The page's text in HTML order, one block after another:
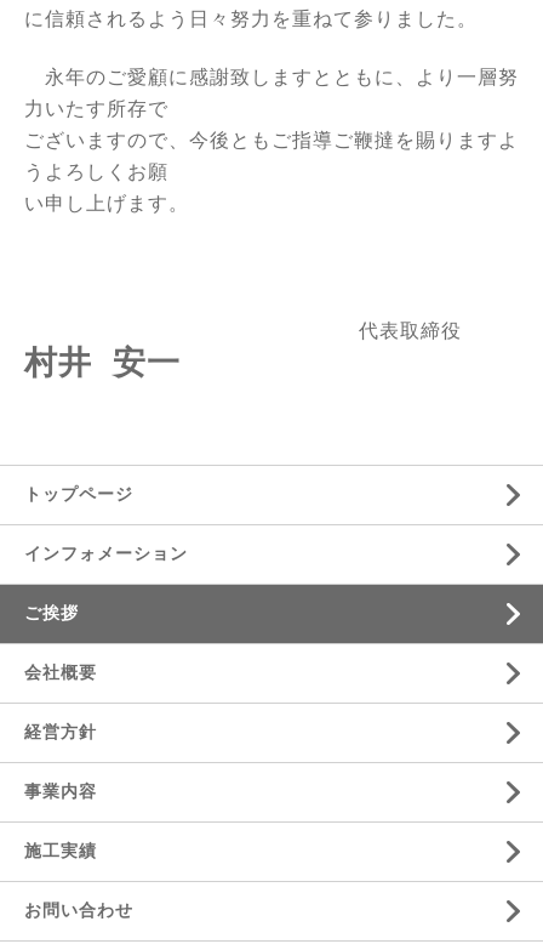
に信頼されるよう日々努力を重ねて参りました。
永年のご愛顧に感謝致しますとともに、より一層努
力いたす所存で
ございますので、今後ともご指導ご鞭撻を賜りますよ
うよろしくお願
い申し上げます。
代表取締役
村井 安一
トップページ
インフォメーション
ご挨拶
会社概要
経営方針
事業内容
施工実績
お問い合わせ